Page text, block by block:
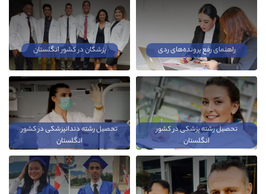
راهنمای رفع پرونده‌های ردی پزشکان در کشور انگلستان
تحصیل رشته پزشکی در کشور
انگلستان
تحصیل رشته دندانپزشکی در کشور
انگلستان